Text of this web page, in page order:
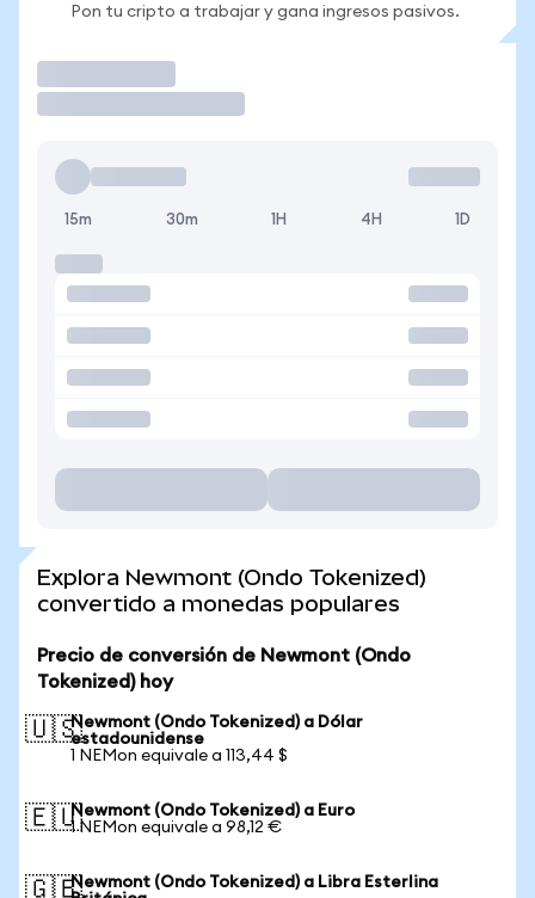
Pon tu cripto a trabajar y gana ingresos pasivos.
15m 30m 1H 4H 1D
Explora Newmont (Ondo Tokenized)
convertido a monedas populares
Precio de conversión de Newmont (Ondo
Tokenized) hoy
🇺🇸Newmont (Ondo Tokenized) a Dólar
estadounidense
1 NEMon equivale a 113,44 $
🇪🇺Newmont (Ondo Tokenized) a Euro
1 NEMon equivale a 98,12 €
🇬🇧Newmont (Ondo Tokenized) a Libra Esterlina